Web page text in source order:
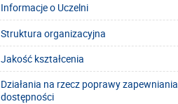
Informacje o Uczelni
Struktura organizacyjna
Jakość kształcenia
Działania na rzecz poprawy zapewniania
dostępności